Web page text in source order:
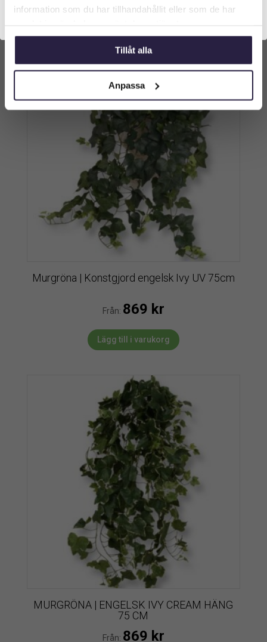
information som du har tillhandahållit eller som de har
Tillåt alla
Anpassa
Lägg till i varukorg
Murgröna | Konstgjord engelsk Ivy UV 75cm
Från: 869 kr
Lägg till i varukorg
MURGRÖNA | ENGELSK IVY CREAM HÄNG
75 CM
Från: 869 kr
Privatkund (inkl. moms)